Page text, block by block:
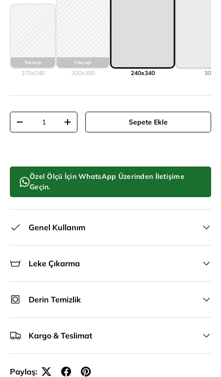
170x240 200x300 240x340
Adet
Adeti azalt
Adeti artır Sepete Ekle
Özel Ölçü İçin WhatsApp Üzerinden İletişime
Geçin.
Genel Kullanım
Leke Çıkarma
Derin Temizlik
Kargo & Teslimat
Paylaş: